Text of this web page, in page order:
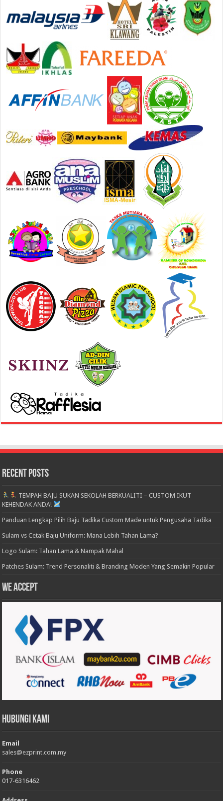
Recent Posts
TEMPAH BAJU SUKAN SEKOLAH BERKUALITI – CUSTOM IKUT
KEHENDAK ANDA!
Panduan Lengkap Pilih Baju Tadika Custom Made untuk Pengusaha Tadika
Sulam vs Cetak Baju Uniform: Mana Lebih Tahan Lama?
Logo Sulam: Tahan Lama & Nampak Mahal
Patches Sulam: Trend Personaliti & Branding Moden Yang Semakin Popular
We accept
Hubungi Kami
Email
sales@ezprint.com.my
Phone
017-6316462